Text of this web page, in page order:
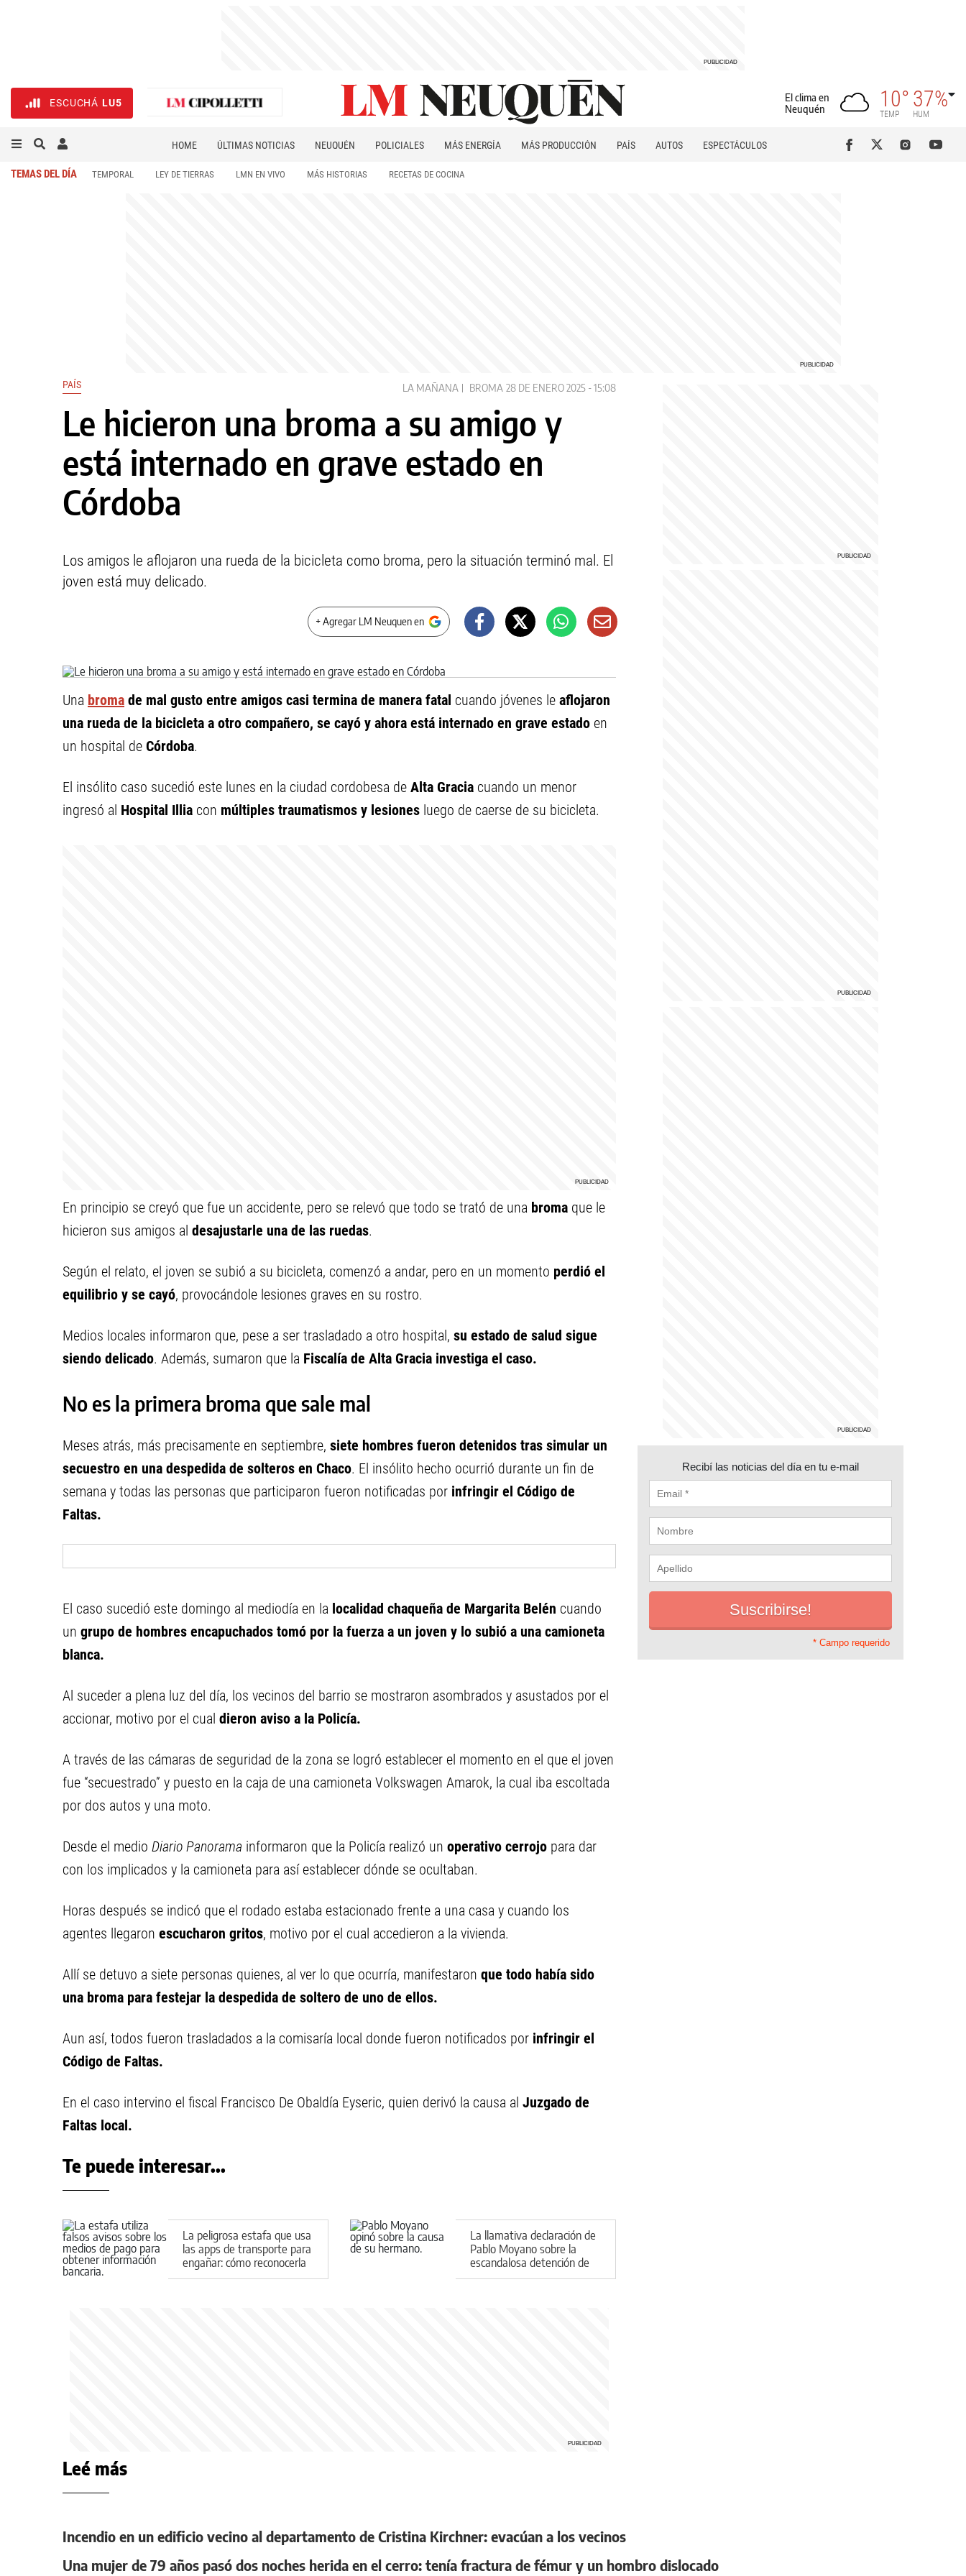
ESCUCHÁ LU5
El clima en
Neuquén
10°
TEMP
37%
HUM
HOME ÚLTIMAS NOTICIAS NEUQUÉN POLICIALES MÁS ENERGÍA MÁS PRODUCCIÓN PAÍS AUTOS
ESPECTÁCULOS
TEMAS DEL DÍA TEMPORAL LEY DE TIERRAS LMN EN VIVO MÁS HISTORIAS RECETAS DE COCINA
PAÍS LA MAÑANA BROMA 28 DE ENERO 2025 - 15:08
Le hicieron una broma a su amigo y
está internado en grave estado en
Córdoba
Los amigos le aflojaron una rueda de la bicicleta como broma, pero la situación terminó mal. El
joven está muy delicado.
+ Agregar LM Neuquen en
Una broma de mal gusto entre amigos casi termina de manera fatal cuando jóvenes le aflojaron
una rueda de la bicicleta a otro compañero, se cayó y ahora está internado en grave estado en
un hospital de Córdoba.
El insólito caso sucedió este lunes en la ciudad cordobesa de Alta Gracia cuando un menor
ingresó al Hospital Illia con múltiples traumatismos y lesiones luego de caerse de su bicicleta.
En principio se creyó que fue un accidente, pero se relevó que todo se trató de una broma que le
hicieron sus amigos al desajustarle una de las ruedas.
Según el relato, el joven se subió a su bicicleta, comenzó a andar, pero en un momento perdió el
equilibrio y se cayó, provocándole lesiones graves en su rostro.
Medios locales informaron que, pese a ser trasladado a otro hospital, su estado de salud sigue
siendo delicado. Además, sumaron que la Fiscalía de Alta Gracia investiga el caso.
No es la primera broma que sale mal
Meses atrás, más precisamente en septiembre, siete hombres fueron detenidos tras simular un
secuestro en una despedida de solteros en Chaco. El insólito hecho ocurrió durante un fin de
semana y todas las personas que participaron fueron notificadas por infringir el Código de
Faltas.
El caso sucedió este domingo al mediodía en la localidad chaqueña de Margarita Belén cuando
un grupo de hombres encapuchados tomó por la fuerza a un joven y lo subió a una camioneta
blanca.
Al suceder a plena luz del día, los vecinos del barrio se mostraron asombrados y asustados por el
accionar, motivo por el cual dieron aviso a la Policía.
A través de las cámaras de seguridad de la zona se logró establecer el momento en el que el joven
fue “secuestrado” y puesto en la caja de una camioneta Volkswagen Amarok, la cual iba escoltada
por dos autos y una moto.
Desde el medio Diario Panorama informaron que la Policía realizó un operativo cerrojo para dar
con los implicados y la camioneta para así establecer dónde se ocultaban.
Horas después se indicó que el rodado estaba estacionado frente a una casa y cuando los
agentes llegaron escucharon gritos, motivo por el cual accedieron a la vivienda.
Allí se detuvo a siete personas quienes, al ver lo que ocurría, manifestaron que todo había sido
una broma para festejar la despedida de soltero de uno de ellos.
Aun así, todos fueron trasladados a la comisaría local donde fueron notificados por infringir el
Código de Faltas.
En el caso intervino el fiscal Francisco De Obaldía Eyseric, quien derivó la causa al Juzgado de
Faltas local.
Te puede interesar...
La peligrosa estafa que usa
las apps de transporte para
engañar: cómo reconocerla
La llamativa declaración de
Pablo Moyano sobre la
escandalosa detención de
su hermano Facundo
Recibí las noticias del día en tu e-mail
* Campo requerido
Leé más
Incendio en un edificio vecino al departamento de Cristina Kirchner: evacúan a los vecinos
Una mujer de 79 años pasó dos noches herida en el cerro: tenía fractura de fémur y un hombro dislocado